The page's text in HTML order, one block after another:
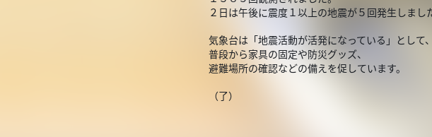
２日は午後に震度１以上の地震が５回発生しまし
気象台は「地震活動が活発になっている」として
普段から家具の固定や防災グッズ、
避難場所の確認などの備えを促しています。
（了）